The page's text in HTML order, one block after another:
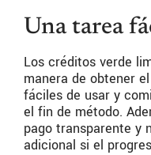
Una tarea
Los créditos verde
manera de obtener
fáciles de usar y
el fin de método.
pago transparente y
adicional si el